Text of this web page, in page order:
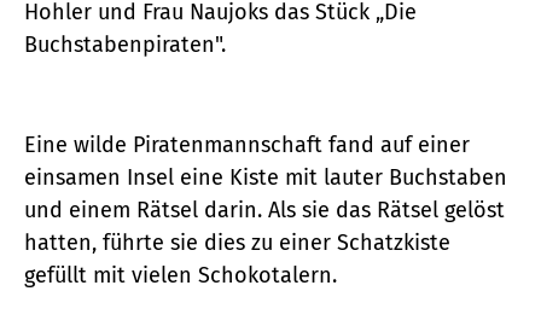
Hohler und Frau Naujoks das Stück „Die
Buchstabenpiraten".
Eine wilde Piratenmannschaft fand auf einer
einsamen Insel eine Kiste mit lauter Buchstaben
und einem Rätsel darin. Als sie das Rätsel gelöst
hatten, führte sie dies zu einer Schatzkiste
gefüllt mit vielen Schokotalern.